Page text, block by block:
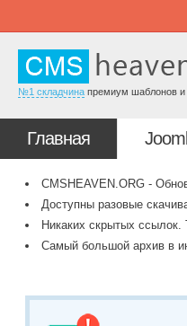
№1 складчина премиум шаблонов
Главная
CMSHEAVEN.ORG -
Доступны разовые
Никаких скрытых
Самый большой архив в